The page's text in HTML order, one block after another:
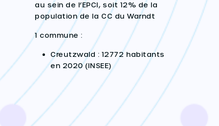
au sein de l’EPCI, soit 12% de la
population de la CC du Warndt
1 commune :
Creutzwald : 12772 habitants
en 2020 (INSEE)